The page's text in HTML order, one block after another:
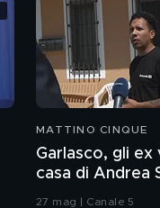
MATTINO CINQUE
Garlasco, gli ex
casa di Andrea
Voghera
27 mag | Canale 5